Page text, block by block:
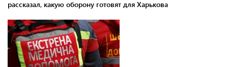
рассказал, какую оборону готовят для Харькова